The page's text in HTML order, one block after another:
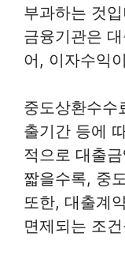
부과하는 것
금융기관은
어, 이자수익
중도상환수수
출기간 등에
적으로 대출
짧을수록, 중
또한, 대출계
면제되는 조